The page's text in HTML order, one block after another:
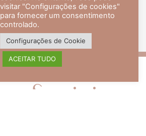
veja mais +
Sociais
visitar "Configurações de cookies"
para fornecer um consentimento
controlado.
Configurações de Cookie
ACEITAR TUDO